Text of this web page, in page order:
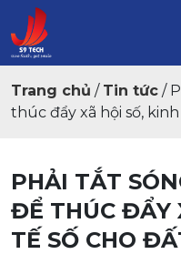
Trang chủ / Tin tức /
thúc đẩy xã hội số,
PHẢI TẮT
ĐỂ THÚC ĐẨY
TẾ SỐ CHO